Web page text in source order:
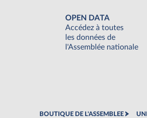
OPEN DATA
Accédez à toutes
les données de
l'Assemblée nationale
BOUTIQUE DE L'ASSEMBLEE